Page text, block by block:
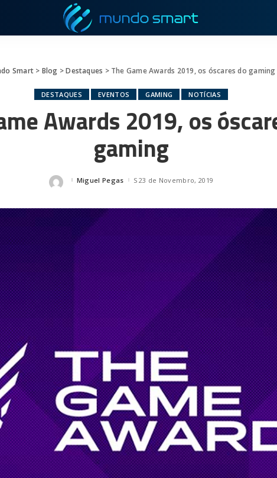
Smart > Blog >Destaques > The Game Awards 2019, os óscares do gaming
DESTAQUES EVENTOS GAMING NOTÍCIAS
Awards 2019, os
gaming
Posted
Miguel Pegas 23 de Novembro, 2019